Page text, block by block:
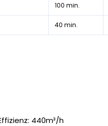
100 min.
40 min.
440m³/h